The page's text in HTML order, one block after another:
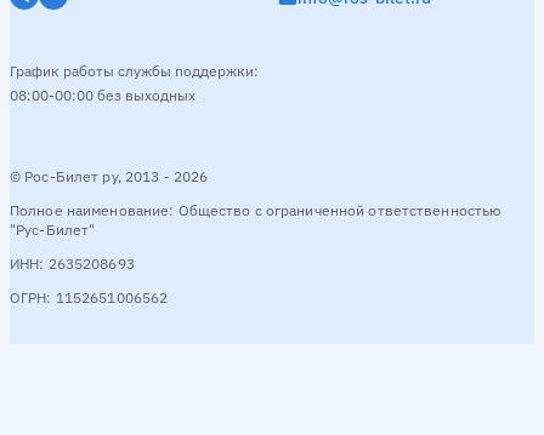
© Рос-Билет ру, 2013 - 2026
Полное наименование: Общество с ограниченной ответственностью
"Рус-Билет"
ИНН: 2635208693
ОГРН: 1152651006562
График работы службы поддержки:
08:00-00:00 без выходных